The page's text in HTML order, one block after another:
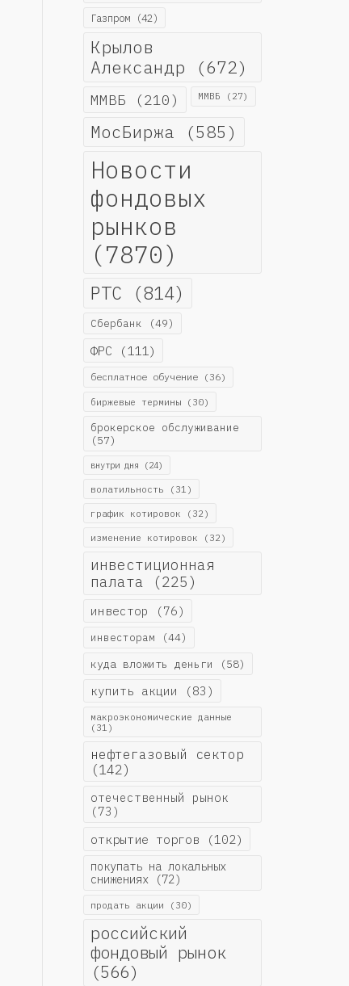
Газпром(42)
Крылов
Александр (672)
ММВБ (210) ММВБ (27)
МосБиржа (585)
Новости
фондовых
рынков
(7870)
РТС (814)
Сбербанк (49)
ФРС (111)
бесплатное обучение(36)
биржевые термины(30)
брокерское обслуживание
(57)
внутри дня (24)
волатильность (31)
график котировок (32)
изменение котировок (32)
инвестиционная
палата (225)
инвестор (76)
инвесторам (44)
куда вложить деньги (58)
купить акции (83)
макроэкономические данные
(31)
нефтегазовый сектор
(142)
отечественный рынок
(73)
открытие торгов (102)
покупать на локальных
снижениях(72)
продать акции (30)
российский
фондовый рынок
(566)